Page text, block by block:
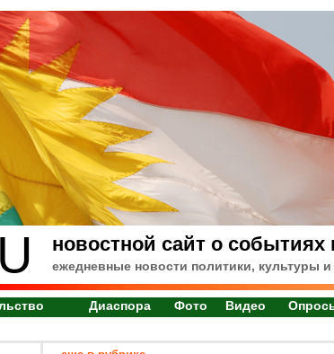
новостной сайт о событиях
ежедневные новости политики, культуры
Диаспора Фото Видео